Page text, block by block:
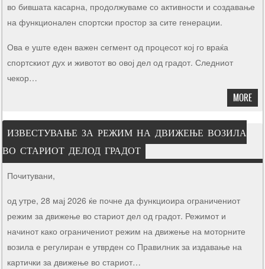
во бившата касарна, продолжуваме со активности и создавање
на функционален спортски простор за сите генерации.
Ова е уште еден важен сегмент од процесот кој го враќа
спортскиот дух и животот во овој дел од градот. Следниот
чекор…
MORE
ИЗВЕСТУВАЊЕ ЗА РЕЖИМ НА ДВИЖЕЊЕ ВОЗИЛА
ВО СТАРИОТ ДЕЛОД ГРАДОТ
Почитувани,
од утре, 28 мај 2026 ќе почне да функциоира ограничениот
режим за движење во стариот дел од градот. Режимот и
начинот како ограничениот режим на движење на моторните
возила е регулиран е утврден со Правилник за издавање на
картички за движење во стариот…